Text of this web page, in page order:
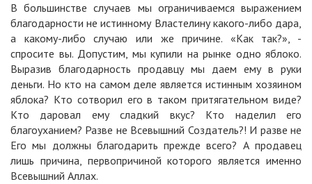
В большинстве случаев мы ограничиваемся выражением
благодарности не истинному Властелину какого-либо дара,
а какому-либо случаю или же причине. «Как так?», -
спросите вы. Допустим, мы купили на рынке одно яблоко.
Выразив благодарность продавцу мы даем ему в руки
деньги. Но кто на самом деле является истинным хозяином
яблока? Кто сотворил его в таком притягательном виде?
Кто даровал ему сладкий вкус? Кто наделил его
благоуханием? Разве не Всевышний Создатель?! И разве не
Его мы должны благодарить прежде всего? А продавец
лишь причина, первопричиной которого является именно
Всевышний Аллах.